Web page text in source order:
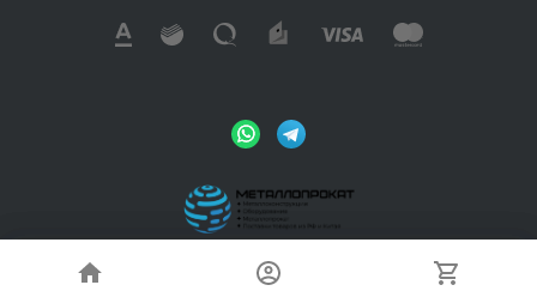
© 2026 Metalloprokat, Все права защищены